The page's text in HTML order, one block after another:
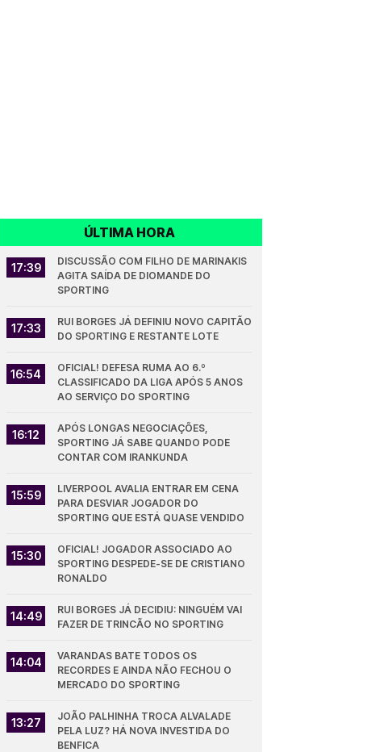
ÚLTIMA HORA
17:39
DISCUSSÃO COM FILHO DE MARINAKIS
AGITA SAÍDA DE DIOMANDE DO
SPORTING
17:33
RUI BORGES JÁ DEFINIU NOVO CAPITÃO
DO SPORTING E RESTANTE LOTE
16:54
OFICIAL! DEFESA RUMA AO 6.º
CLASSIFICADO DA LIGA APÓS 5 ANOS
AO SERVIÇO DO SPORTING
16:12
APÓS LONGAS NEGOCIAÇÕES,
SPORTING JÁ SABE QUANDO PODE
CONTAR COM IRANKUNDA
15:59
LIVERPOOL AVALIA ENTRAR EM CENA
PARA DESVIAR JOGADOR DO
SPORTING QUE ESTÁ QUASE VENDIDO
15:30
OFICIAL! JOGADOR ASSOCIADO AO
SPORTING DESPEDE-SE DE CRISTIANO
RONALDO
14:49
RUI BORGES JÁ DECIDIU: NINGUÉM VAI
FAZER DE TRINCÃO NO SPORTING
14:04
VARANDAS BATE TODOS OS
RECORDES E AINDA NÃO FECHOU O
MERCADO DO SPORTING
13:27
JOÃO PALHINHA TROCA ALVALADE
PELA LUZ? HÁ NOVA INVESTIDA DO
BENFICA